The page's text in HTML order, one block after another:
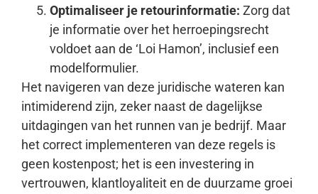
Optimaliseer je retourinformatie: Zorg dat
je informatie over het herroepingsrecht
voldoet aan de ‘Loi Hamon’, inclusief een
modelformulier.
Het navigeren van deze juridische wateren kan
intimiderend zijn, zeker naast de dagelijkse
uitdagingen van het runnen van je bedrijf. Maar
het correct implementeren van deze regels is
geen kostenpost; het is een investering in
vertrouwen, klantloyaliteit en de duurzame groei